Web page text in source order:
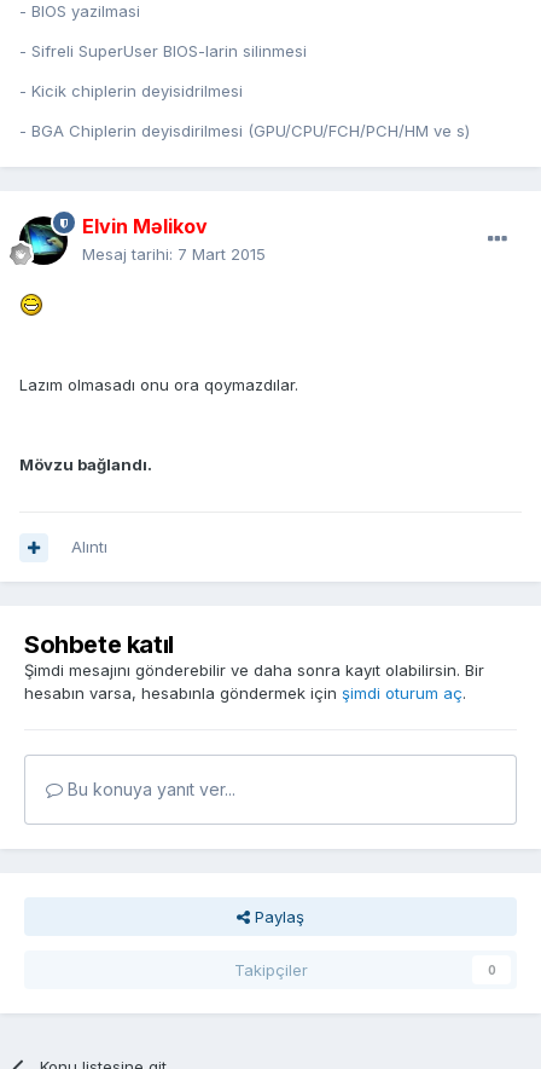
- BIOS yazilmasi
- Sifreli SuperUser BIOS-larin silinmesi
- Kicik chiplerin deyisidrilmesi
- BGA Chiplerin deyisdirilmesi (GPU/CPU/FCH/PCH/HM ve s)
Elvin Məlikov
Mesaj tarihi: 7 Mart 2015
Lazım olmasadı onu ora qoymazdılar.
Mövzu bağlandı.
Alıntı
Sohbete katıl
Şimdi mesajını gönderebilir ve daha sonra kayıt olabilirsin. Bir
hesabın varsa, hesabınla göndermek için şimdi oturum aç.
Bu konuya yanıt ver...
Paylaş
Takipçiler 0